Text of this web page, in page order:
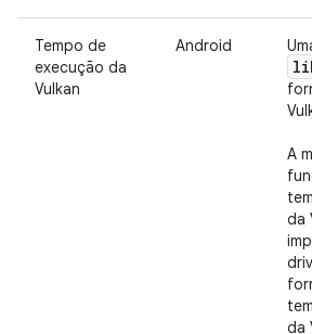
Tempo de
execução da
Vulkan
Android
A
da
da